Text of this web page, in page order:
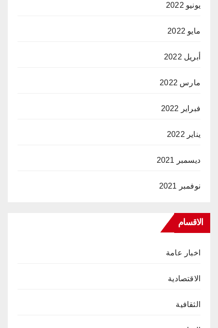
يونيو 2022
مايو 2022
أبريل 2022
مارس 2022
فبراير 2022
يناير 2022
ديسمبر 2021
نوفمبر 2021
الاقسام
اخبار عامة
الاقتصادية
الثقافية